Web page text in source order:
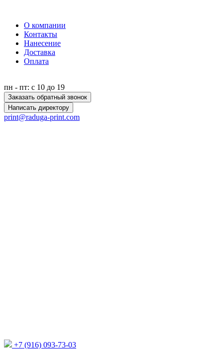
О компании
Контакты
Нанесение
Доставка
Оплата
пн - пт: с 10 до 19
Заказать обратный звонок
Написать директору
print@raduga-print.com
+7 (916) 093-73-03